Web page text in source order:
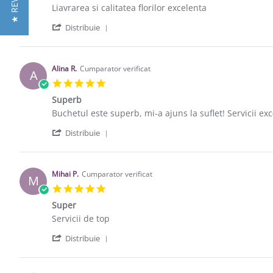
Review by George H. on 25 Feb 2022
review stating Liavrarea si calitatea florilor excelenta
Liavrarea si calitatea florilor excelenta
Distribuie
A Alina R. Cumparator verificat
5.0 star rating
Superb
Review by Alina R. on 11 Mar 2021
review stating Superb
Buchetul este superb, mi-a ajuns la suflet! Servicii
Distribuie
M Mihai P. Cumparator verificat
5.0 star rating
Super
Review by Mihai P. on 10 Mar 2021
review stating Super
Servicii de top
Distribuie